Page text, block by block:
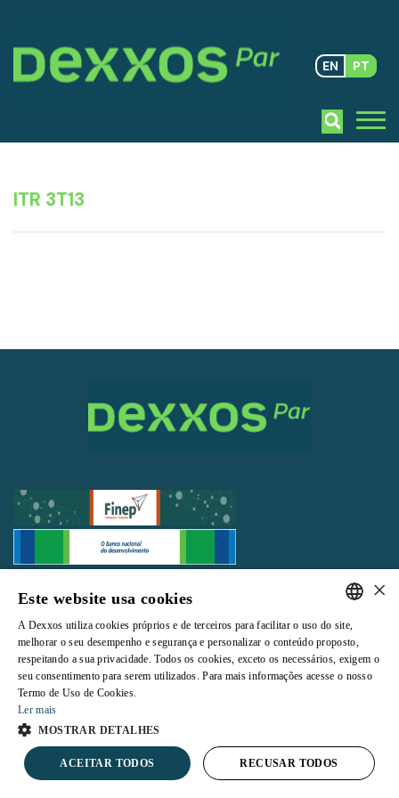
EN PT
ITR 3T13
Todos os direitos reservados | Termos e Condições de Uso
Política de
Privacidade
PORTUGUESE
ENGLISH
×
Este website usa cookies
A Dexxos utiliza cookies próprios e de terceiros para facilitar o uso do site,
melhorar o seu desempenho e segurança e personalizar o conteúdo proposto,
respeitando a sua privacidade. Todos os cookies, exceto os necessários, exigem o
seu consentimento para serem utilizados. Para mais informações acesse o nosso
Termo de Uso de Cookies.
Ler mais
MOSTRAR DETALHES
ACEITAR TODOS RECUSAR TODOS